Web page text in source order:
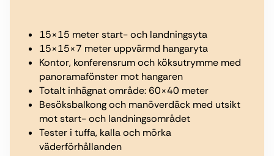
15×15 meter start- och landningsyta
15×15×7 meter uppvärmd hangaryta
Kontor, konferensrum och köksutrymme med
panoramafönster mot hangaren
Totalt inhägnat område: 60×40 meter
Besöksbalkong och manöverdäck med utsikt
mot start- och landningsområdet
Tester i tuffa, kalla och mörka
väderförhållanden